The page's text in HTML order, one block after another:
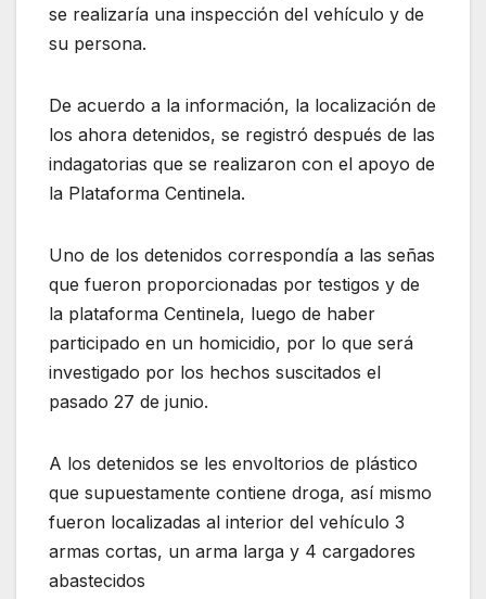
se realizaría una inspección del vehículo y de
su persona.
De acuerdo a la información, la localización de
los ahora detenidos, se registró después de las
indagatorias que se realizaron con el apoyo de
la Plataforma Centinela.
Uno de los detenidos correspondía a las señas
que fueron proporcionadas por testigos y de
la plataforma Centinela, luego de haber
participado en un homicidio, por lo que será
investigado por los hechos suscitados el
pasado 27 de junio.
A los detenidos se les envoltorios de plástico
que supuestamente contiene droga, así mismo
fueron localizadas al interior del vehículo 3
armas cortas, un arma larga y 4 cargadores
abastecidos